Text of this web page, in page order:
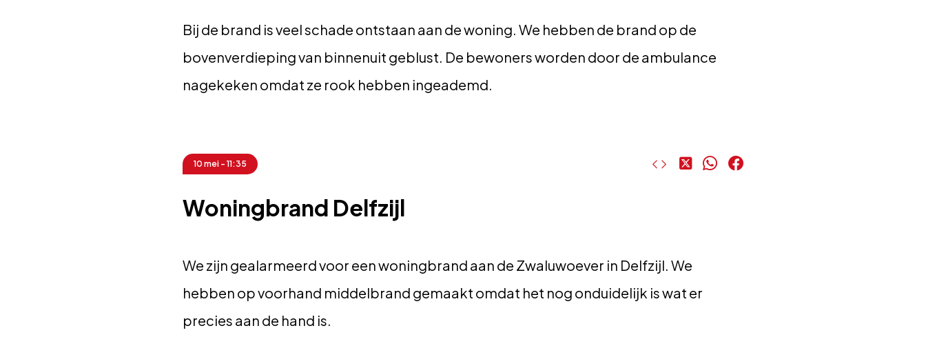
Bij de brand is veel schade ontstaan aan de woning. We hebben de brand op de
bovenverdieping van binnenuit geblust. De bewoners worden door de ambulance
nagekeken omdat ze rook hebben ingeademd.
10 mei - 11:35 DeelDeelDeel
Woningbrand Delfzijl
We zijn gealarmeerd voor een woningbrand aan de Zwaluwoever in Delfzijl. We
hebben op voorhand middelbrand gemaakt omdat het nog onduidelijk is wat er
precies aan de hand is.